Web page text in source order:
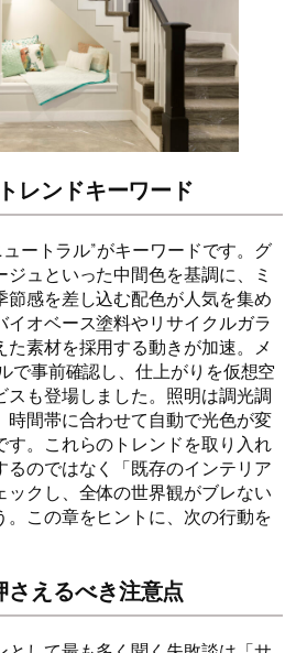
レンドキーワード
ートラル”がキーワードです。グ
ジュといった中間色を基調に、ミ
節感を差し込む配色が人気を集め
イオベース塗料やリサイクルガラ
た素材を採用する動きが加速。メ
で事前確認し、仕上がりを仮想空
スも登場しました。照明は調光調
時間帯に合わせて自動で光色が変
す。これらのトレンドを取り入れ
るのではなく「既存のインテリア
ックし、全体の世界観がブレない
。この章をヒントに、次の行動を
えるべき注意点